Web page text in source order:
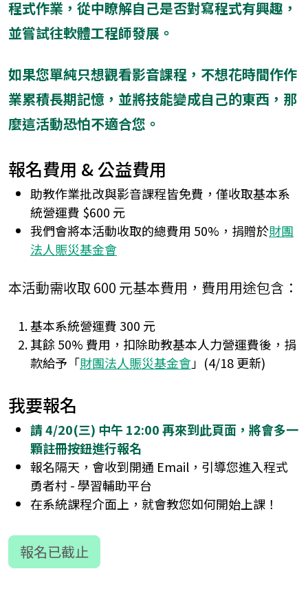
程式作業，從中瞭解自己是否對寫程式有興趣，
並嘗試往軟體工程師發展。
如果您單純只想觀看影音課程，不想花時間作作
業累積長期記憶，並將技能變成自己的東西，那
麼這活動恐怕不適合您。
報名費用 & 公益費用
助教作業批改與影音課程皆免費，僅收取基本系
統營運費 $600 元
我們會將本活動收取的總費用 50%，捐贈於財團
法人賑災基金會
本活動需收取 600 元基本費用，費用用途包含：
基本系統營運費 300 元
其餘 50% 費用，扣除助教基本人力營運費後，捐
款給予「財團法人賑災基金會」(4/18 更新)
我要報名
請 4/20(三) 中午 12:00 再來到此頁面，將會多一
顆註冊按鈕進行報名
報名隔天，會收到開通 Email，引導您進入程式
勇者村 - 學習輔助平台
在系統課程介面上，就會教您如何開始上課！
報名已截止